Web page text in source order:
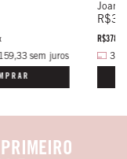
sem juros
Joana
3